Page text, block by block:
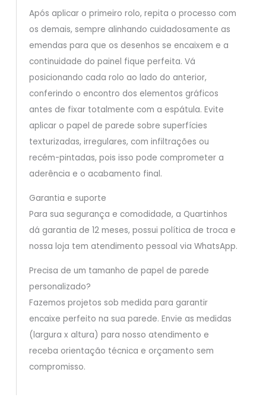
Após aplicar o primeiro rolo, repita o processo com
os demais, sempre alinhando cuidadosamente as
emendas para que os desenhos se encaixem e a
continuidade do painel fique perfeita. Vá
posicionando cada rolo ao lado do anterior,
conferindo o encontro dos elementos gráficos
antes de fixar totalmente com a espátula. Evite
aplicar o papel de parede sobre superfícies
texturizadas, irregulares, com infiltrações ou
recém-pintadas, pois isso pode comprometer a
aderência e o acabamento final.
Garantia e suporte
Para sua segurança e comodidade, a Quartinhos
dá garantia de 12 meses, possui política de troca e
nossa loja tem atendimento pessoal via WhatsApp.
Precisa de um tamanho de papel de parede
personalizado?
Fazemos projetos sob medida para garantir
encaixe perfeito na sua parede. Envie as medidas
(largura x altura) para nosso atendimento e
receba orientação técnica e orçamento sem
compromisso.